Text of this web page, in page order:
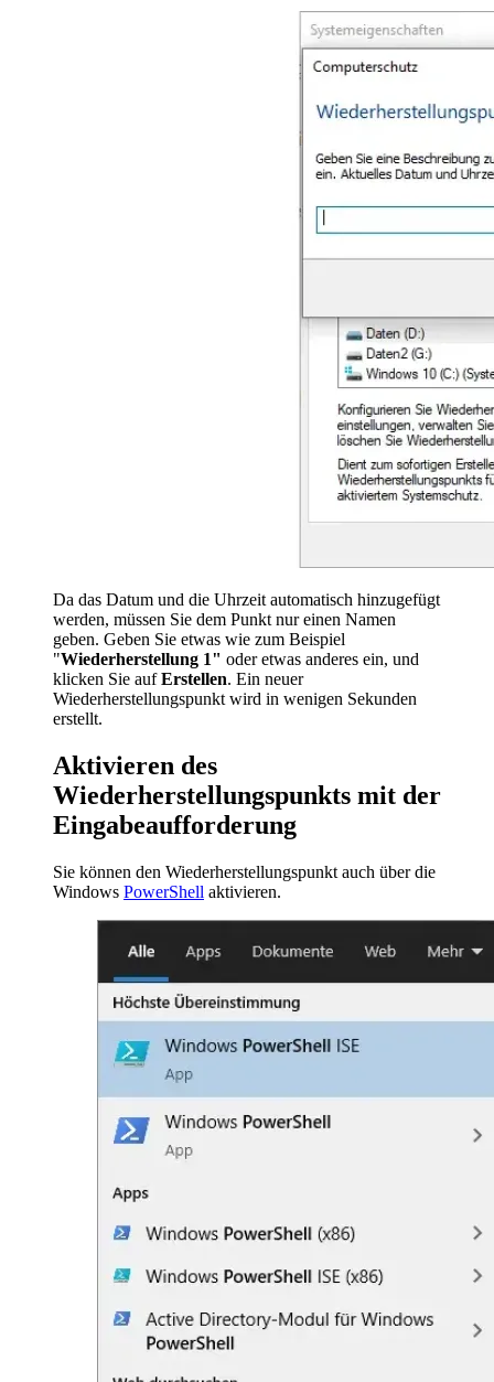
Da das Datum und die Uhrzeit automatisch hinzugefügt
werden, müssen Sie dem Punkt nur einen Namen
geben. Geben Sie etwas wie zum Beispiel
"Wiederherstellung 1" oder etwas anderes ein, und
klicken Sie aufErstellen. Ein neuer
Wiederherstellungspunkt wird in wenigen Sekunden
erstellt.
Aktivieren des
Wiederherstellungspunkts mit der
Eingabeaufforderung
Sie können den Wiederherstellungspunkt auch über die
Windows PowerShell aktivieren.